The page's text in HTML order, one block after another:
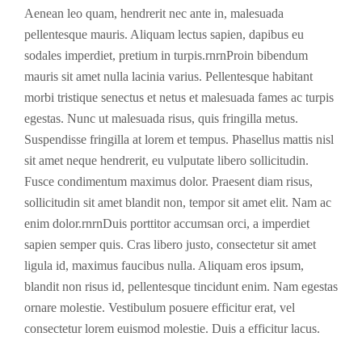
Aenean leo quam, hendrerit nec ante in, malesuada
pellentesque mauris. Aliquam lectus sapien, dapibus eu
sodales imperdiet, pretium in turpis.rnrnProin bibendum
mauris sit amet nulla lacinia varius. Pellentesque habitant
morbi tristique senectus et netus et malesuada fames ac turpis
egestas. Nunc ut malesuada risus, quis fringilla metus.
Suspendisse fringilla at lorem et tempus. Phasellus mattis nisl
sit amet neque hendrerit, eu vulputate libero sollicitudin.
Fusce condimentum maximus dolor. Praesent diam risus,
sollicitudin sit amet blandit non, tempor sit amet elit. Nam ac
enim dolor.rnrnDuis porttitor accumsan orci, a imperdiet
sapien semper quis. Cras libero justo, consectetur sit amet
ligula id, maximus faucibus nulla. Aliquam eros ipsum,
blandit non risus id, pellentesque tincidunt enim. Nam egestas
ornare molestie. Vestibulum posuere efficitur erat, vel
consectetur lorem euismod molestie. Duis a efficitur lacus.